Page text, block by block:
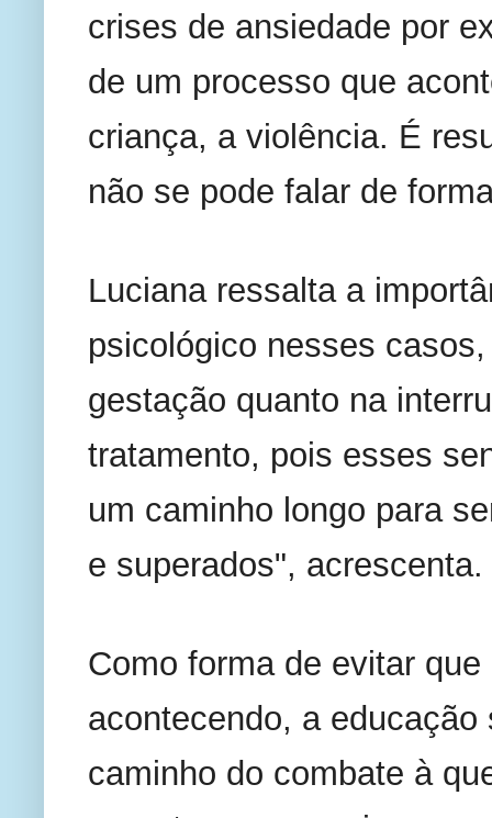
crises de ansiedade por
de um processo que
criança, a violência. É
não se pode falar de
Luciana ressalta a
psicológico nesses
gestação quanto na
tratamento, pois esses
um caminho longo para
e superados", acrescenta.
Como forma de evitar
acontecendo, a
caminho do combate à